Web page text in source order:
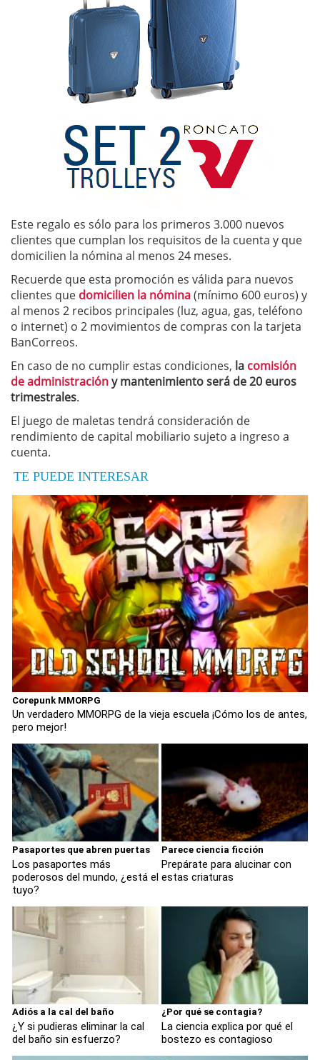
Este regalo es sólo para los primeros 3.000 nuevos
clientes que cumplan los requisitos de la cuenta y que
domicilien la nómina al menos 24 meses.
Recuerde que esta promoción es válida para nuevos
clientes que domicilien la nómina(mínimo 600 euros) y
al menos 2 recibos principales (luz, agua, gas, teléfono
o internet) o 2 movimientos de compras con la tarjeta
BanCorreos.
En caso de no cumplir estas condiciones, la comisión
de administracióny mantenimiento será de 20 euros
trimestrales.
El juego de maletas tendrá consideración de
rendimiento de capital mobiliario sujeto a ingreso a
cuenta.
TE PUEDE INTERESAR
Corepunk MMORPG
Un verdadero MMORPG de la vieja escuela ¡Cómo los de antes,
pero mejor!
Pasaportes que abren puertas
Los pasaportes más
poderosos del mundo, ¿está el
tuyo?
Parece ciencia ficción
Prepárate para alucinar con
estas criaturas
Adiós a la cal del baño
¿Y si pudieras eliminar la cal
del baño sin esfuerzo?
¿Por qué se contagia?
La ciencia explica por qué el
bostezo es contagioso